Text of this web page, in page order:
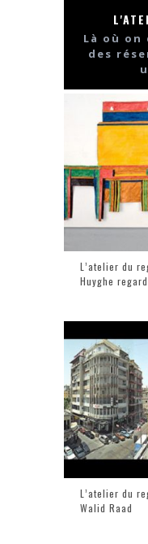
Là où on
des
L’atelier du
Huyghe
L’atelier du
Walid Raad